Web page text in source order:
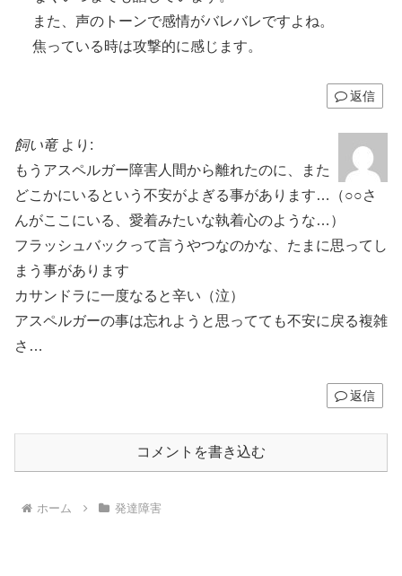
また、声のトーンで感情がバレバレですよね。
焦っている時は攻撃的に感じます。
返信
飼い竜 より:
もうアスペルガー障害人間から離れたのに、また
どこかにいるという不安がよぎる事があります…（○○さ
んがここにいる、愛着みたいな執着心のような…）
フラッシュバックって言うやつなのかな、たまに思ってし
まう事があります
カサンドラに一度なると辛い（泣）
アスペルガーの事は忘れようと思ってても不安に戻る複雑
さ…
返信
コメントを書き込む
ホーム 発達障害